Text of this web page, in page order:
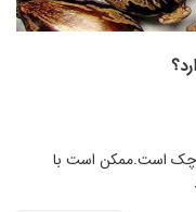
است.ممکن است با